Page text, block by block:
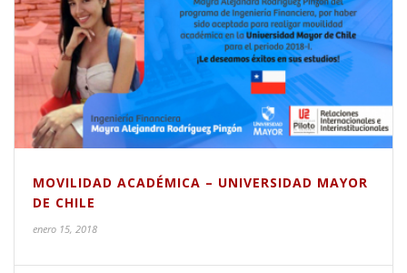
MOVILIDAD ACADÉMICA – UNIVERSIDAD MAYOR
DE CHILE
enero 15, 2018